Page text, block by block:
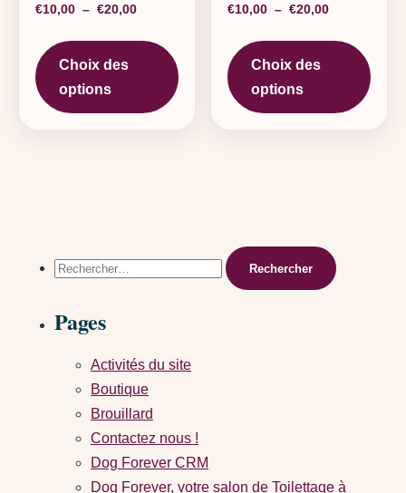
€10,00 – €20,00Plage de prix : €10,00 à €20,00
Choix des
options
Ce produit a plusieurs variations.
€10,00 – €20,00Plage de
Choix des
options
Rechercher :
Pages
Activités du site
Boutique
Brouillard
Contactez nous !
Dog Forever CRM
Dog Forever, votre salon de Toilettage à